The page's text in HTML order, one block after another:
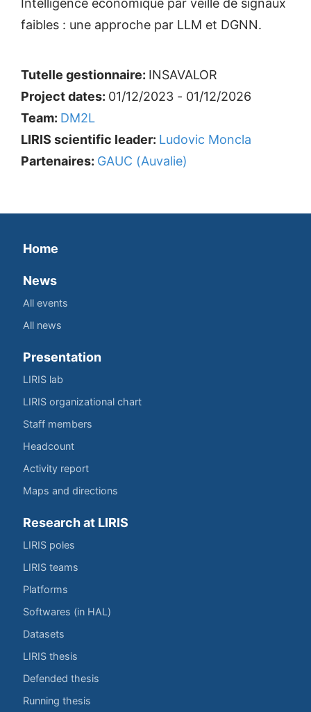
Intelligence économique par veille de signaux
faibles : une approche par LLM et DGNN.
Tutelle gestionnaire: INSAVALOR
Project dates: 01/12/2023 - 01/12/2026
Team: DM2L
LIRIS scientific leader: Ludovic Moncla
Partenaires: GAUC (Auvalie)
Home
News
All events
All news
Presentation
LIRIS lab
LIRIS organizational chart
Staff members
Headcount
Activity report
Maps and directions
Research at LIRIS
LIRIS poles
LIRIS teams
Platforms
Softwares (in HAL)
Datasets
LIRIS thesis
Defended thesis
Running thesis